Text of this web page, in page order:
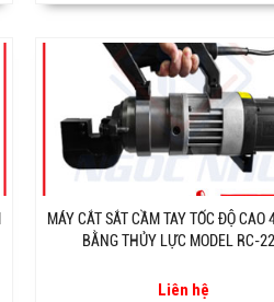
MÁY CẮT SẮT CẦM TAY TỐC ĐỘ CAO
BẰNG THỦY LỰC MODEL RC-
Liên hệ